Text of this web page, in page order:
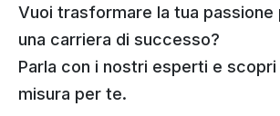
Vuoi trasformare la tua passione
una carriera di successo?
Parla con i nostri esperti e
misura per te.